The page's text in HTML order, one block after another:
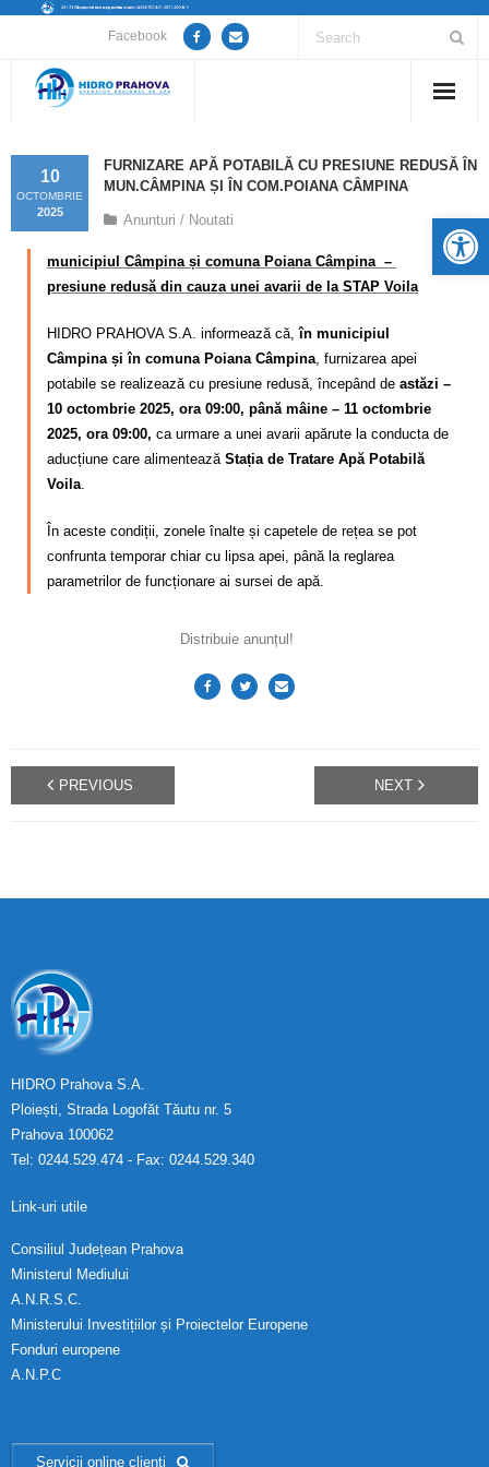
Facebook
Despre noi
Servicii
Guvernanță Corporativă
Comunicare
FURNIZARE APĂ POTABILĂ CU PRESIUNE REDUSĂ ÎN
MUN.CÂMPINA ȘI ÎN COM.POIANA CÂMPINA
10
OCTOMBRIE
2025 Anunturi / Noutati
municipiul Câmpina și comuna Poiana Câmpina –
presiune redusă din cauza unei avarii de la STAP Voila
HIDRO PRAHOVA S.A. informează că,în municipiul
Câmpina și în comuna Poiana Câmpina, furnizarea apei
potabile se realizează cu presiune redusă, începând de astăzi –
10 octombrie 2025, ora 09:00, până mâine – 11 octombrie
2025, ora 09:00, ca urmare a unei avarii apărute la conducta de
aducțiune care alimentează Stația de Tratare Apă Potabilă
Voila.
În aceste condiții, zonele înalte și capetele de rețea se pot
confrunta temporar chiar cu lipsa apei, până la reglarea
parametrilor de funcționare ai sursei de apă.
Distribuie anunțul!
PREVIOUS NEXT
HIDRO Prahova S.A.
Ploiești, Strada Logofăt Tăutu nr. 5
Prahova 100062
Tel: 0244.529.474 - Fax: 0244.529.340
Link-uri utile
Consiliul Județean Prahova
Ministerul Mediului
A.N.R.S.C.
Ministerului Investițiilor și Proiectelor Europene
Fonduri europene
A.N.P.C
Servicii online clienți